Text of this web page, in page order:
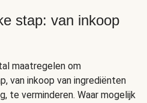
stap: van inkoop
maatregelen om
van inkoop van ingrediënten
te verminderen. Waar mogelijk